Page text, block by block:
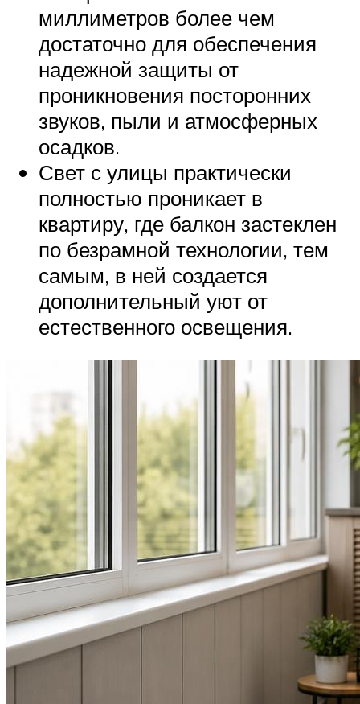
миллиметров более чем
достаточно для обеспечения
надежной защиты от
проникновения посторонних
звуков, пыли и атмосферных
осадков.
Свет с улицы практически
полностью проникает в
квартиру, где балкон застеклен
по безрамной технологии, тем
самым, в ней создается
дополнительный уют от
естественного освещения.